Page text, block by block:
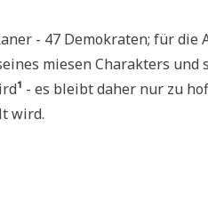
- 47 Demo­kra­ten; für die
mie­sen Cha­rak­ters und
¹ - es bleibt daher nur zu
wird.